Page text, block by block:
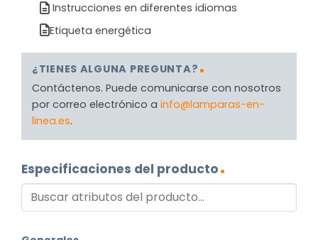
Instrucciones en diferentes idiomas
Etiqueta energética
¿TIENES ALGUNA PREGUNTA?
Contáctenos. Puede comunicarse con nosotros
por correo electrónico a info@lamparas-en-
linea.es.
Especificaciones del producto